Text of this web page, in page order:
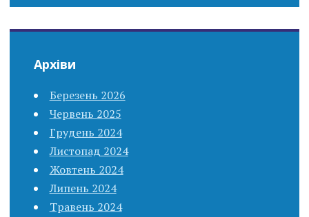
Архіви
Березень 2026
Червень 2025
Грудень 2024
Листопад 2024
Жовтень 2024
Липень 2024
Травень 2024